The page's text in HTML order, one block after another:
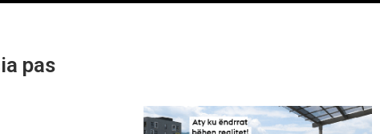
pas